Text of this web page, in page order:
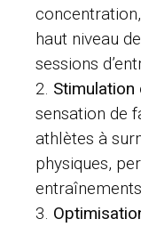
haut niveau
sessions
Stimulation
sensation de
athlètes à
physiques,